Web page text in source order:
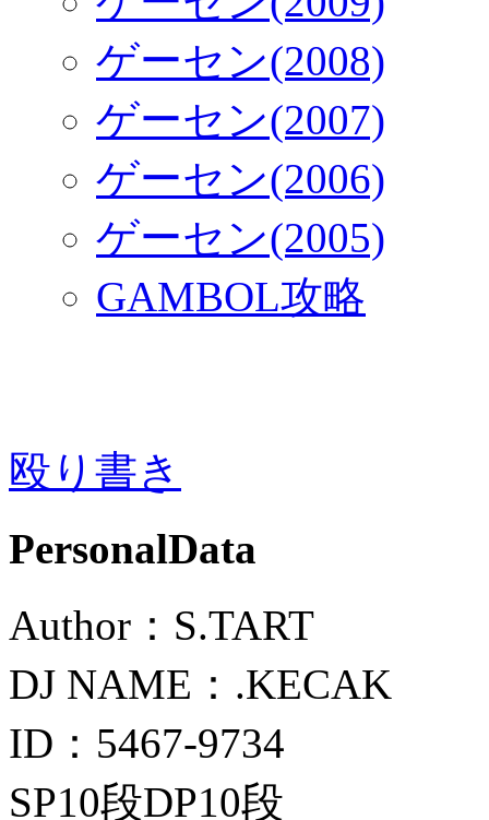
ゲーセン(2008)
ゲーセン(2007)
ゲーセン(2006)
ゲーセン(2005)
GAMBOL攻略
殴り書き
PersonalData
Author：S.TART
DJ NAME：.KECAK
ID：5467-9734
SP10段DP10段